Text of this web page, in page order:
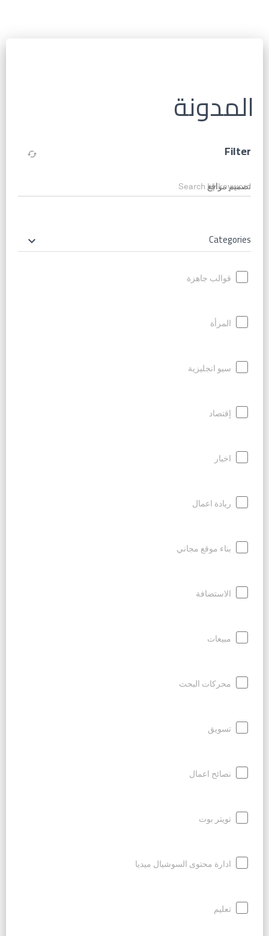
المدونة
Filter
cached
Search by keyword
Categories
keyboard_arrow_down
قوالب جاهزة
المرأة
سيو انجليزية
إقتصاد
اخبار
ريادة اعمال
بناء موقع مجاني
الاستضافة
مبيعات
محركات البحث
تسويق
نصائح اعمال
تويتر بوت
ادارة محتوى السوشيال ميديا
تعليم